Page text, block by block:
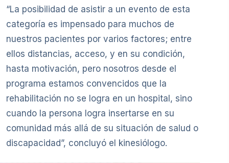
“La posibilidad de asistir a un evento de esta
categoría es impensado para muchos de
nuestros pacientes por varios factores; entre
ellos distancias, acceso, y en su condición,
hasta motivación, pero nosotros desde el
programa estamos convencidos que la
rehabilitación no se logra en un hospital, sino
cuando la persona logra insertarse en su
comunidad más allá de su situación de salud o
discapacidad”, concluyó el kinesiólogo.